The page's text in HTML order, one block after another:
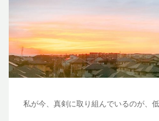
私が今、真剣に取り組んでいるのが、低